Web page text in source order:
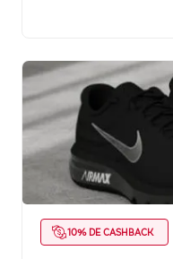
10% DE CASHBACK